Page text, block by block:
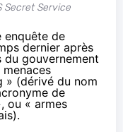
Secret Service
enquête de
dernier après
du gouvernement
» (dérivé du nom
de
ou « armes